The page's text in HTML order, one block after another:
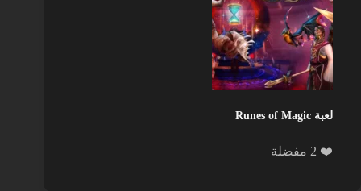
لعبة Runes of Magic
❤️ 2 مفضلة